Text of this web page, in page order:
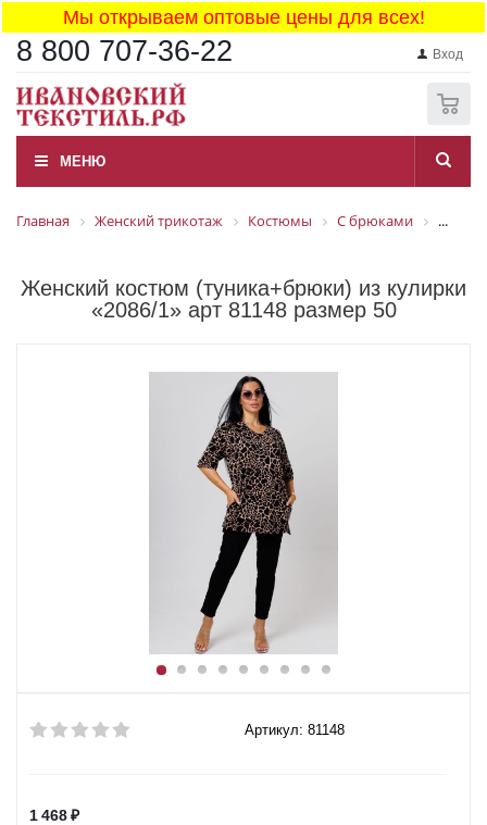
Мы открываем оптовые цены для всех!
8 800 707-36-22 Вход
МЕНЮ
Главная Женский трикотаж Костюмы С брюками ...
Женский костюм (туника+брюки) из кулирки
«2086/1» арт 81148 размер 50
Артикул: 81148
1 468₽